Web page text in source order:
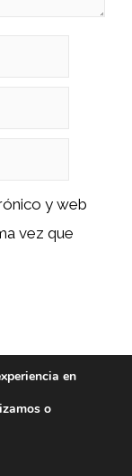
y web
vez que
en
o